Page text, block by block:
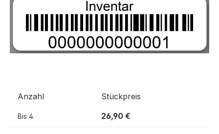
Anzahl Stückpreis
Bis 4 26,90 €